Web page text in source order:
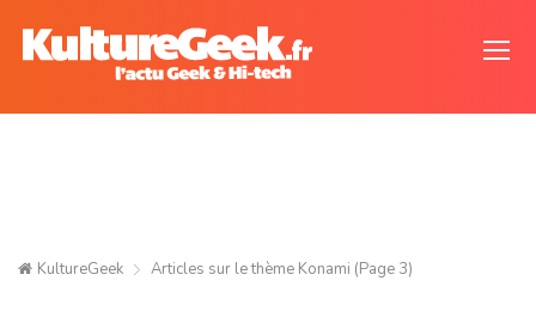
KultureGeek Articles sur le thème Konami (Page 3)